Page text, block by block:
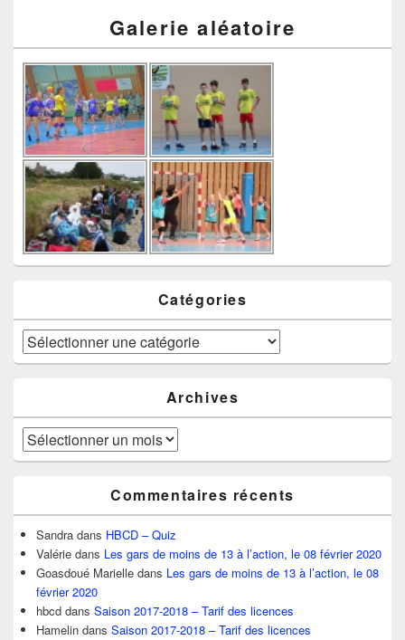
Galerie aléatoire
Catégories
Catégories
Archives
Archives
Commentaires récents
Sandra dans HBCD – Quiz
Valérie dans Les gars de moins de 13 à l’action, le 08 février 2020
Goasdoué Marielle dans Les gars de moins de 13 à l’action, le 08
février 2020
hbcd dans Saison 2017-2018 – Tarif des licences
Hamelin dans Saison 2017-2018 – Tarif des licences